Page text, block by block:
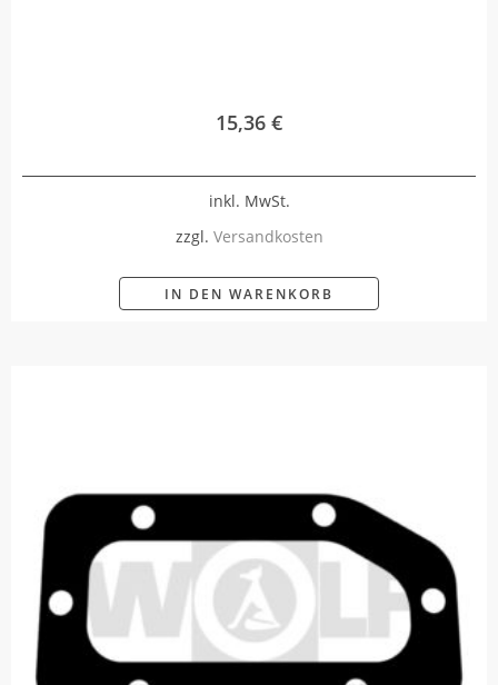
15,36 €
inkl. MwSt.
zzgl. Versandkosten
IN DEN WARENKORB